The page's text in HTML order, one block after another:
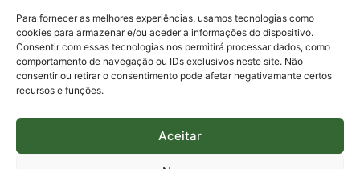
Para fornecer as melhores experiências, usamos tecnologias como
cookies para armazenar e/ou aceder a informações do dispositivo.
Consentir com essas tecnologias nos permitirá processar dados, como
comportamento de navegação ou IDs exclusivos neste site. Não
consentir ou retirar o consentimento pode afetar negativamante certos
recursos e funções.
Aceitar
Para assuntos relacionados à Pesquisa
pesquisa@fapesc.sc.gov.br
Para assuntos relacionados à Inovação
inovacao@fapesc.sc.gov.br
Para assuntos relacionados à Bolsas
bolsas@fapesc.sc.gov.br
Para assuntos relacionados à Prestação de Contas
Para assuntos relacionados à Plataforma
plataforma@fapesc.sc.gov.br
Jair Artur da Silva dpo@fapesc.sc.gov.br 3665-4831